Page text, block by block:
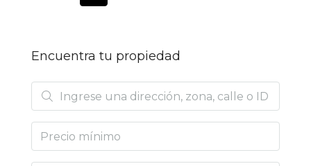
Encuentra tu propiedad